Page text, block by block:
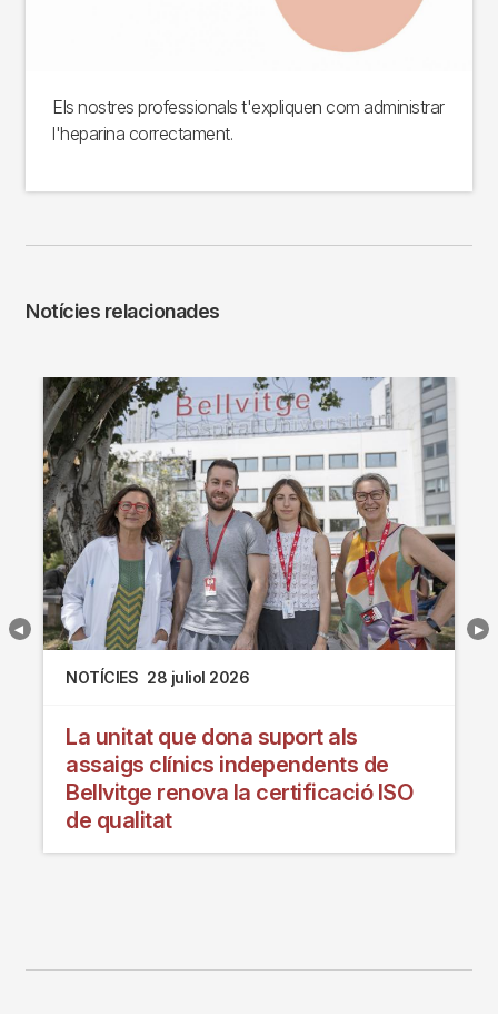
Els nostres professionals t'expliquen com administrar
l'heparina correctament.
Notícies relacionades
NOTÍCIES 28 juliol 2026
La unitat que dona suport als
assaigs clínics independents de
Bellvitge renova la certificació ISO
de qualitat